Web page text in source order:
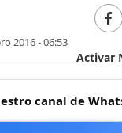
2016 - 06:53
Activar
canal de